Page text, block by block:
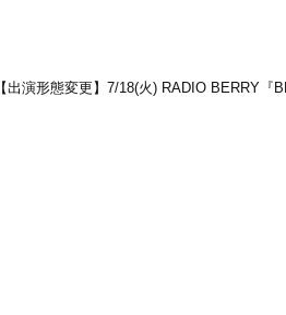
【出演形態変更】7/18(火) RADIO BERRY『